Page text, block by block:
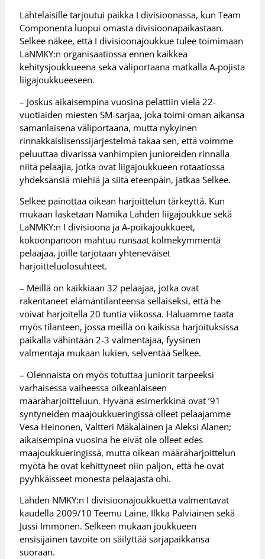
Lahtelaisille tarjoutui paikka I divisioonassa, kun Team
Componenta luopui omasta divisioonapaikastaan.
Selkee näkee, että I divisioonajoukkue tulee toimimaan
LaNMKY:n organisaatiossa ennen kaikkea
kehitysjoukkueena sekä väliportaana matkalla A-pojista
liigajoukkueeseen.
– Joskus aikaisempina vuosina pelattiin vielä 22-
vuotiaiden miesten SM-sarjaa, joka toimi oman aikansa
samanlaisena väliportaana, mutta nykyinen
rinnakkaislisenssijärjestelmä takaa sen, että voimme
peluuttaa divarissa vanhimpien junioreiden rinnalla
niitä pelaajia, jotka ovat liigajoukkueen rotaatiossa
yhdeksänsiä miehiä ja siitä eteenpäin, jatkaa Selkee.
Selkee painottaa oikean harjoittelun tärkeyttä. Kun
mukaan lasketaan Namika Lahden liigajoukkue sekä
LaNMKY:n I divisioona ja A-poikajoukkueet,
kokoonpanoon mahtuu runsaat kolmekymmentä
pelaajaa, joille tarjotaan yhteneväiset
harjoitteluolosuhteet.
– Meillä on kaikkiaan 32 pelaajaa, jotka ovat
rakentaneet elämäntilanteensa sellaiseksi, että he
voivat harjoitella 20 tuntia viikossa. Haluamme taata
myös tilanteen, jossa meillä on kaikissa harjoituksissa
paikalla vähintään 2-3 valmentajaa, fyysinen
valmentaja mukaan lukien, selventää Selkee.
– Olennaista on myös totuttaa juniorit tarpeeksi
varhaisessa vaiheessa oikeanlaiseen
määräharjoitteluun. Hyvänä esimerkkinä ovat ’91
syntyneiden maajoukkueringissä olleet pelaajamme
Vesa Heinonen, Valtteri Mäkäläinen ja Aleksi Alanen;
aikaisempina vuosina he eivät ole olleet edes
maajoukkueringissä, mutta oikean määräharjoittelun
myötä he ovat kehittyneet niin paljon, että he ovat
pyyhkäisseet monesta pelaajasta ohi.
Lahden NMKY:n I divisioonajoukkuetta valmentavat
kaudella 2009/10 Teemu Laine, Ilkka Palviainen sekä
Jussi Immonen. Selkeen mukaan joukkueen
ensisijainen tavoite on säilyttää sarjapaikkansa
suoraan.